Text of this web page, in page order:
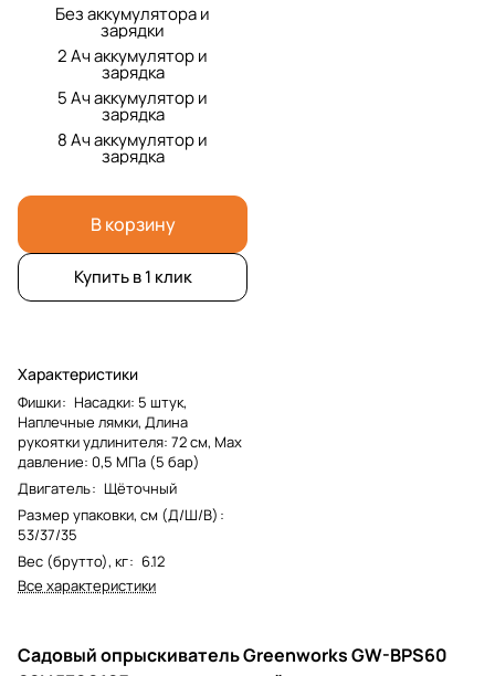
Без аккумулятора и
зарядки
2 Ач аккумулятор и
зарядка
5 Ач аккумулятор и
зарядка
8 Ач аккумулятор и
зарядка
В корзину
Купить в 1 клик
Характеристики
Фишки: Насадки: 5 штук,
Наплечные лямки, Длина
рукоятки удлинителя: 72 см, Max
давление: 0,5 МПа (5 бар)
Двигатель: Щёточный
Размер упаковки, см (Д/Ш/В) :
53/37/35
Вес (брутто), кг: 6.12
Все характеристики
Садовый опрыскиватель Greenworks GW-BPS60